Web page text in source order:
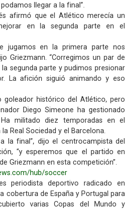
llegar a la final”.
afirmó que el Atlético merecía un
en la segunda parte en el
jugamos en la primera parte nos
Griezmann. “Corregimos un par de
segunda parte y pudimos presionar
La afición siguió animando y eso
goleador histórico del Atlético, pero
Diego Simeone ha gestionado
militado diez temporadas en el
Real Sociedad y el Barcelona.
la final”, dijo el centrocampista del
“y esperemos que el partido en
Griezmann en esta competición”.
hub/soccer
periodista deportivo radicado en
cobertura de España y Portugal para
varias Copas del Mundo y